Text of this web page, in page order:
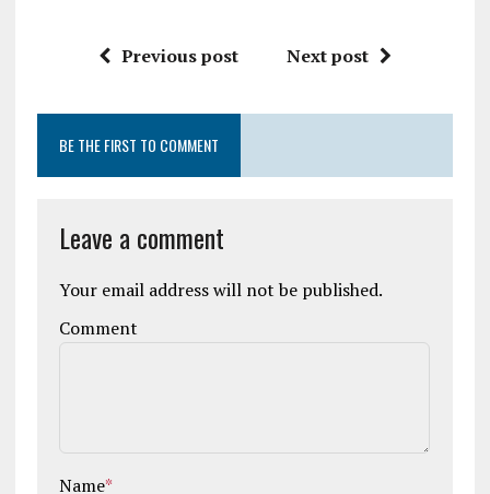
Previous post Next post
BE THE FIRST TO COMMENT
Leave a comment
Your email address will not be published.
Comment
Name*